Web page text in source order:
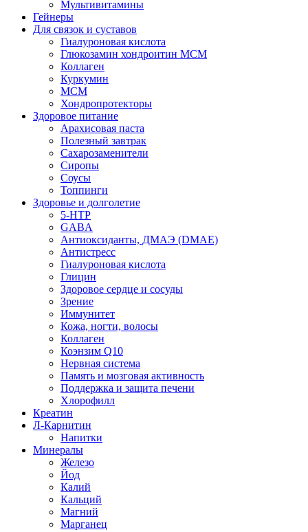
Мультивитамины
Гейнеры
Для связок и суставов
Гиалуроновая кислота
Глюкозамин хондроитин МСМ
Коллаген
Куркумин
МСМ
Хондропротекторы
Здоровое питание
Арахисовая паста
Полезный завтрак
Сахарозаменители
Сиропы
Соусы
Топпинги
Здоровье и долголетие
5-HTP
GABA
Антиоксиданты, ДМАЭ (DMAE)
Антистресс
Гиалуроновая кислота
Глицин
Здоровое сердце и сосуды
Зрение
Иммунитет
Кожа, ногти, волосы
Коллаген
Коэнзим Q10
Нервная система
Память и мозговая активность
Поддержка и защита печени
Хлорофилл
Креатин
Л-Карнитин
Напитки
Минералы
Железо
Йод
Калий
Кальций
Магний
Марганец